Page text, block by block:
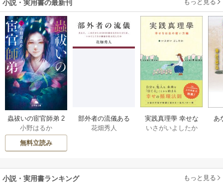
小説・実用書の最新刊 もっと見る
蟲祓いの宦官師弟 2
巻
小野はるか
無料立読み
部外者の流儀ある
日、三木たかしの5
したか 1巻
花畑秀人
実践真理學 幸せな
お金の使い方編 1巻
いさがいよしたか
あ
小説・実用書ランキング もっと見る